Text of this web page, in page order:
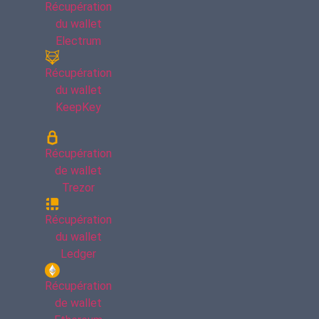
Récupération
du wallet
Electrum
Récupération
du wallet
KeepKey
Récupération
de wallet
Trezor
Récupération
du wallet
Ledger
Récupération
de wallet